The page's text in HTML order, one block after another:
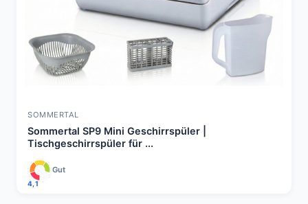
SOMMERTAL
Sommertal SP9 Mini Geschirrspüler |
Tischgeschirrspüler für ...
4,1
Gut